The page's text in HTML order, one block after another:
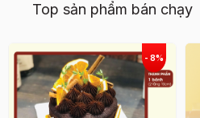
Top sản phẩm bán chạy